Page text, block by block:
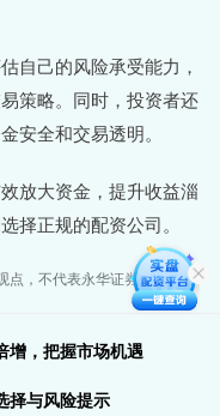
自己的风险承受能力，
策略。同时，投资者还
安全和交易透明。
放大资金，提升收益淄
择正规的配资公司。
点，不代表永华证券配资观点
增，把握市场机遇
择与风险提示